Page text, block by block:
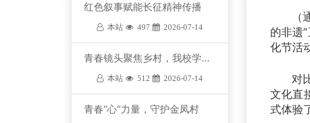
的非遗
化节活
对
文化直
式体验
​红色叙事赋能长征精神传播
本站 497 2026-07-14
​青春镜头聚焦乡村，我校学子探访西洞庭管理…
本站 512 2026-07-14
​青春“心”力量，守护金凤村